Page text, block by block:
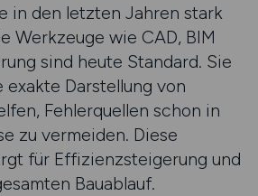
in den letzten Jahren stark
Werkzeuge wie CAD, BIM
sind heute Standard. Sie
Darstellung von
Fehlerquellen schon in
zu vermeiden. Diese
für Effizienzsteigerung und
Bauablauf.